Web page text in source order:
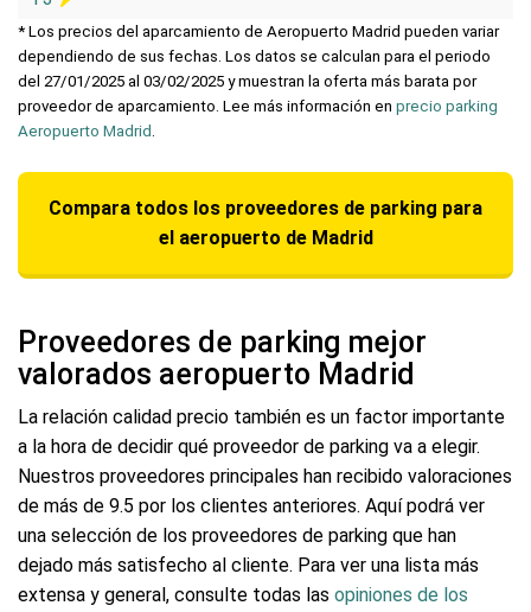
* Los precios del aparcamiento de Aeropuerto Madrid pueden variar
dependiendo de sus fechas. Los datos se calculan para el periodo
del 27/01/2025 al 03/02/2025 y muestran la oferta más barata por
proveedor de aparcamiento. Lee más información en precio parking
Aeropuerto Madrid
Compara todos los proveedores de parking para
el aeropuerto de Madrid
Proveedores de parking mejor
valorados aeropuerto Madrid
La relación calidad precio también es un factor importante
a la hora de decidir qué proveedor de parking va a elegir.
Nuestros proveedores principales han recibido valoraciones
de más de 9.5 por los clientes anteriores. Aquí podrá ver
una selección de los proveedores de parking que han
dejado más satisfecho al cliente. Para ver una lista más
extensa y general, consulte todas las opiniones de los